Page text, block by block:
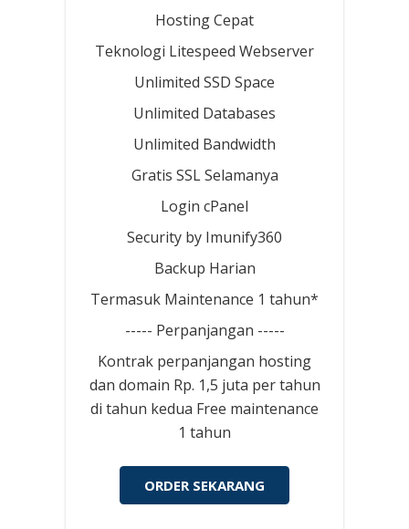
Hosting Cepat
Teknologi Litespeed Webserver
Unlimited SSD Space
Unlimited Databases
Unlimited Bandwidth
Gratis SSL Selamanya
Login cPanel
Security by Imunify360
Backup Harian
Termasuk Maintenance 1 tahun*
----- Perpanjangan -----
Kontrak perpanjangan hosting
dan domain Rp. 1,5 juta per tahun
di tahun kedua Free maintenance
1 tahun
ORDER SEKARANG